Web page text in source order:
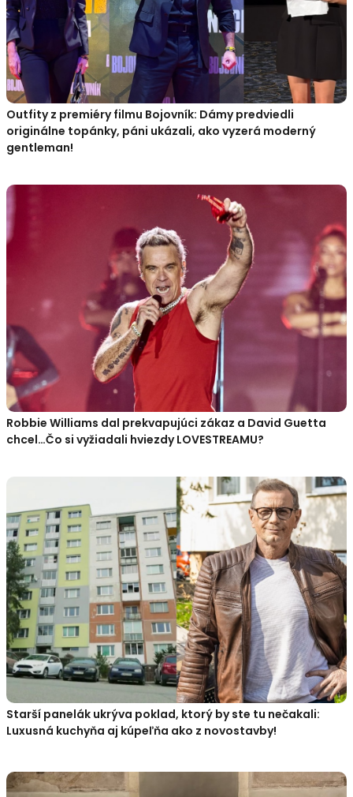
Outfity z premiéry filmu Bojovník: Dámy predviedli
originálne topánky, páni ukázali, ako vyzerá moderný
gentleman!
Robbie Williams dal prekvapujúci zákaz a David Guetta
chcel…Čo si vyžiadali hviezdy LOVESTREAMU?
Starší panelák ukrýva poklad, ktorý by ste tu nečakali:
Luxusná kuchyňa aj kúpeľňa ako z novostavby!